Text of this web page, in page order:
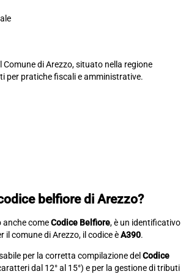
di Arezzo, situato nella regione
per pratiche fiscali e amministrative.
belfiore di Arezzo?
anche comeCodice Belfiore, è un identificativo
il comune di Arezzo, il codice èA390.
per la corretta compilazione del Codice
dal 12° al 15°) e per la gestione di tributi